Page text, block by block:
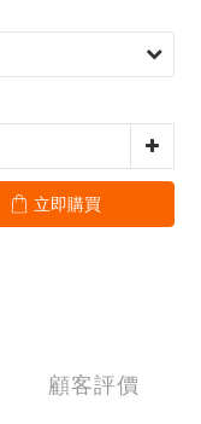
立即購買
顧客評價